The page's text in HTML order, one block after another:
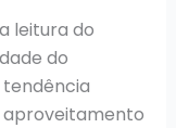
leitura do
do